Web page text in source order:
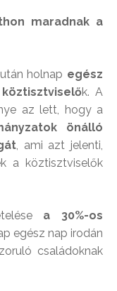
maradnak a
holnap egész
k. A
az lett, hogy a
önálló
, ami azt jelenti,
a köztisztviselők
a 30%-os
egész nap irodán
családoknak